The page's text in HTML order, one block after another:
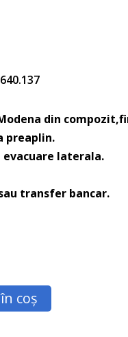
din
preaplin.
laterala.
transfer bancar.
coș